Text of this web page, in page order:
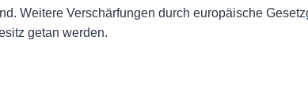
Weitere Verschärfungen durch europäische
getan werden.